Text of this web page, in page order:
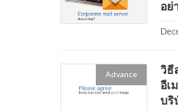
อย่
Advance
วิธี
อีเ
บริ